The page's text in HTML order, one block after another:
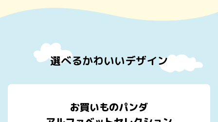
選べるかわいいデザイン
お買いものパンダ